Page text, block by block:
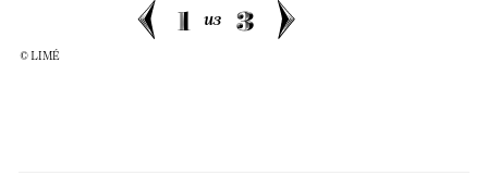
1 из 3
© LIMÉ